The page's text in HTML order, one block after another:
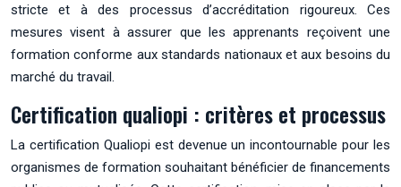
stricte et à des processus d’accréditation rigoureux. Ces
mesures visent à assurer que les apprenants reçoivent une
formation conforme aux standards nationaux et aux besoins du
marché du travail.
Certification qualiopi : critères et processus
La certification Qualiopi est devenue un incontournable pour les
organismes de formation souhaitant bénéficier de financements